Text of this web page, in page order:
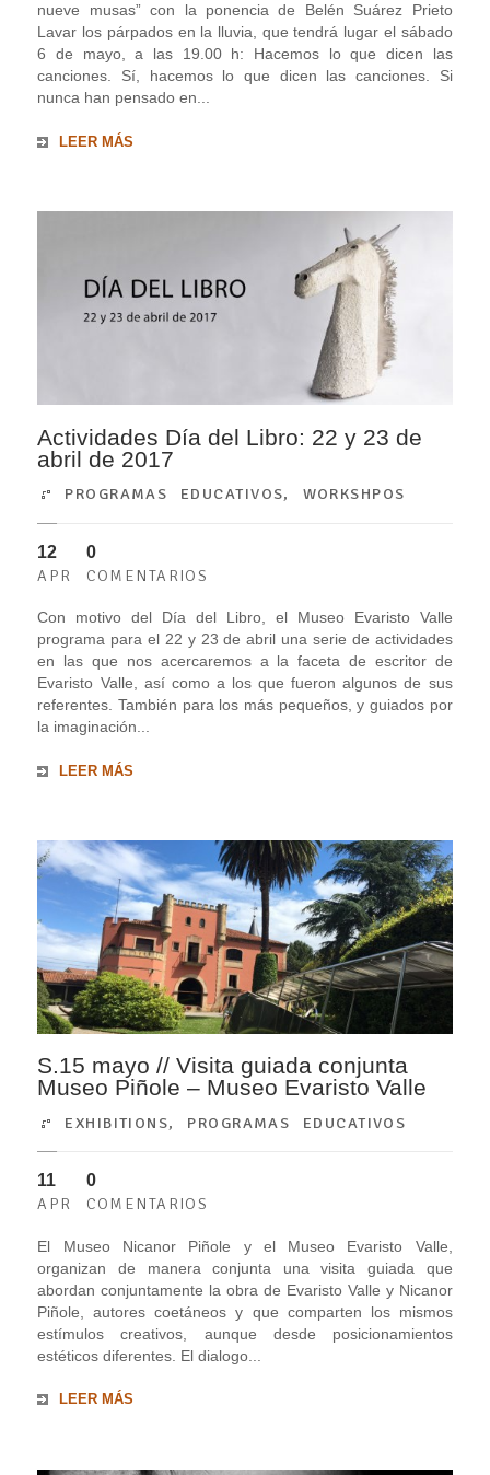
nueve musas” con la ponencia de Belén Suárez Prieto
Lavar los párpados en la lluvia, que tendrá lugar el sábado
6 de mayo, a las 19.00 h: Hacemos lo que dicen las
canciones. Sí, hacemos lo que dicen las canciones. Si
nunca han pensado en...
LEER MÁS
Actividades Día del Libro: 22 y 23 de
abril de 2017
PROGRAMAS EDUCATIVOS, WORKSHPOS
12
APR
0
COMENTARIOS
Con motivo del Día del Libro, el Museo Evaristo Valle
programa para el 22 y 23 de abril una serie de actividades
en las que nos acercaremos a la faceta de escritor de
Evaristo Valle, así como a los que fueron algunos de sus
referentes. También para los más pequeños, y guiados por
la imaginación...
LEER MÁS
S.15 mayo // Visita guiada conjunta
Museo Piñole – Museo Evaristo Valle
EXHIBITIONS, PROGRAMAS EDUCATIVOS
11
APR
0
COMENTARIOS
El Museo Nicanor Piñole y el Museo Evaristo Valle,
organizan de manera conjunta una visita guiada que
abordan conjuntamente la obra de Evaristo Valle y Nicanor
Piñole, autores coetáneos y que comparten los mismos
estímulos creativos, aunque desde posicionamientos
estéticos diferentes. El dialogo...
LEER MÁS